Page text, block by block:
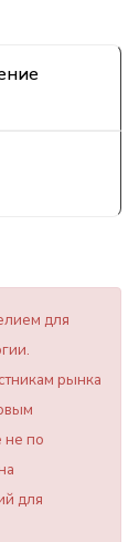
для
рынка
не по
для